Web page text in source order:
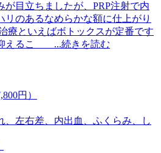
が目立ちましたが、PRP注射で内
リのあるなめらかな額に仕上がり
療といえばボトックスが定番です
えるこ ...続きを読む
円）
、左右差、内出血、ふくらみ、し